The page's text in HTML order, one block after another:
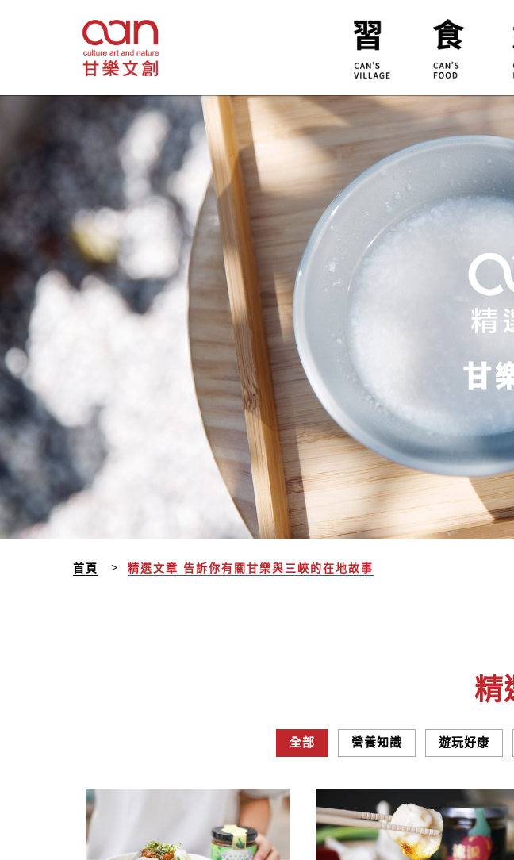
合習聚落 甘樂食堂
甘樂茶事
首頁 精選文章 告訴你有關甘樂與三峽的在地故事
精
全部 營養知識 遊玩好康